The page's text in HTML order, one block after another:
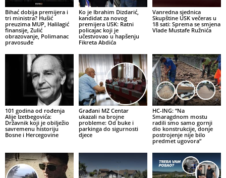
Bihać dobija premijera i
tri ministra? Hušić
preuzima MUP, Halilagić
finansije, Zulić
obrazovanje, Polimanac
pravosuđe
Ko je Ibrahim Dizdarić,
kandidat za novog
premijera USK: Ratni
policajac koji je
učestvovao u hapšenju
Fikreta Abdića
Vanredna sjednica
Skupštine USK večeras u
18 sati: Sprema se smjena
Vlade Mustafe Ružnića
101 godina od rođenja
Alije Izetbegovića:
Državnik koji je obilježio
savremenu historiju
Bosne i Hercegovine
Građani MZ Centar
ukazali na brojne
probleme: Od buke i
parkinga do sigurnosti
djece
HC-ING: “Na
Smaragdnom mostu
radili smo samo gornji
dio konstrukcije, donje
postrojenje nije bilo
predmet ugovora”